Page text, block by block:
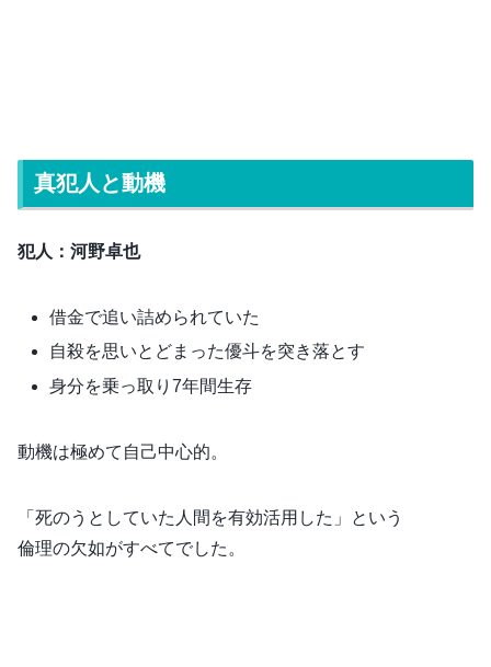
真犯人と動機
犯人：河野卓也
借金で追い詰められていた
自殺を思いとどまった優斗を突き落とす
身分を乗っ取り7年間生存
動機は極めて自己中心的。
「死のうとしていた人間を有効活用した」という
倫理の欠如がすべてでした。